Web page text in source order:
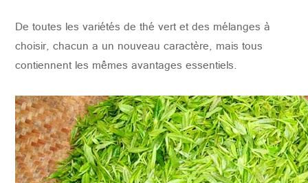
De toutes les variétés de thé vert et des mélanges à
choisir, chacun a un nouveau caractère, mais tous
contiennent les mêmes avantages essentiels.